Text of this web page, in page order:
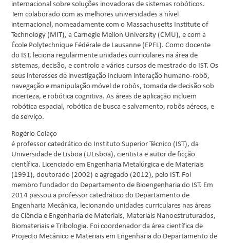
internacional sobre soluções inovadoras de sistemas robóticos.
Tem colaborado com as melhores universidades a nível
internacional, nomeadamente com o Massachusetts Institute of
Technology (MIT), a Carnegie Mellon University (CMU), e com a
École Polytechnique Fédérale de Lausanne (EPFL). Como docente
do IST, leciona regularmente unidades curriculares na área de
sistemas, decisão, e controlo a vários cursos de mestrado do IST. Os
seus interesses de investigação incluem interação humano-robô,
navegação e manipulação móvel de robôs, tomada de decisão sob
incerteza, e robótica cognitiva. As áreas de aplicação incluem
robótica espacial, robótica de busca e salvamento, robôs aéreos, e
de serviço.
Rogério Colaço
é professor catedrático do Instituto Superior Técnico (IST), da
Universidade de Lisboa (ULisboa), cientista e autor de ficção
científica. Licenciado em Engenharia Metalúrgica e de Materiais
(1991), doutorado (2002) e agregado (2012), pelo IST. Foi
membro fundador do Departamento de Bioengenharia do IST. Em
2014 passou a professor catedrático do Departamento de
Engenharia Mecânica, lecionando unidades curriculares nas áreas
de Ciência e Engenharia de Materiais, Materiais Nanoestruturados,
Biomateriais e Tribologia. Foi coordenador da área científica de
Projecto Mecânico e Materiais em Engenharia do Departamento de